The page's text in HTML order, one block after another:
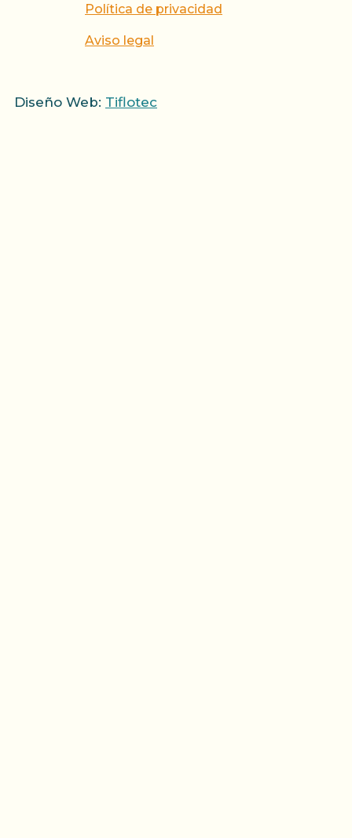
Política de privacidad
Aviso legal
Diseño Web: Tiflotec